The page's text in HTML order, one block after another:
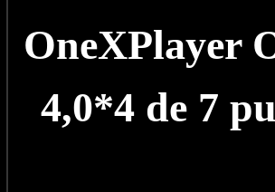
OneXPlayer
4,0*4 de 7